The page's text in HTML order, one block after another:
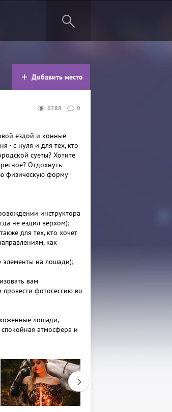
Добавить место
0
6288
ездой и конные
- с нуля и для тех, кто
суеты? Хотите
Отдохнуть
физическую форму
инструктора
не ездил верхом);
для тех, кто хочет
как
элементы на лошади);
вам
фотосессию во
лошади,
атмосфера и
доехать по
клуба есть
машину и спокойно
положительными